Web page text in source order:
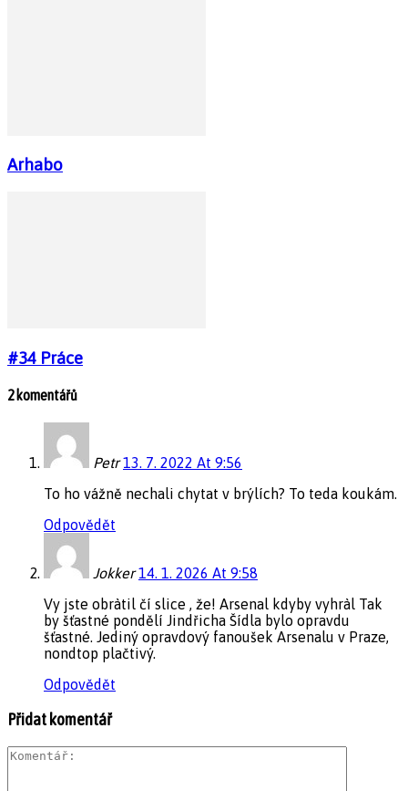
Arhabo
#34 Práce
2 komentářů
Petr 13. 7. 2022 At 9:56
To ho vážně nechali chytat v brýlích? To teda koukám.
Odpovědět
Jokker 14. 1. 2026 At 9:58
Vy jste obràtil čí slice , že! Arsenal kdyby vyhràl Tak
by šťastné pondělí Jindřicha Šídla bylo opravdu
šťastné. Jediný opravdový fanoušek Arsenalu v Praze,
nondtop plačtivý.
Odpovědět
Přidat komentář